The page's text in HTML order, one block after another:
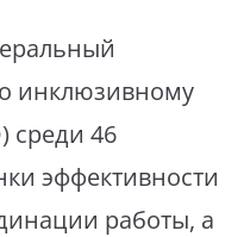
инклюзивному
46
эффективности
работы, а